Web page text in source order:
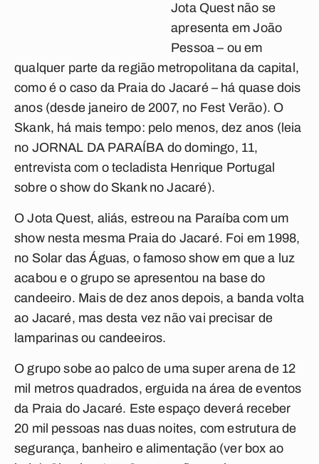
Jota Quest não se
apresenta em João
Pessoa – ou em
qualquer parte da região metropolitana da capital,
como é o caso da Praia do Jacaré – há quase dois
anos (desde janeiro de 2007, no Fest Verão). O
Skank, há mais tempo: pelo menos, dez anos (leia
no JORNAL DA PARAÍBA do domingo, 11,
entrevista com o tecladista Henrique Portugal
sobre o show do Skank no Jacaré).
O Jota Quest, aliás, estreou na Paraíba com um
show nesta mesma Praia do Jacaré. Foi em 1998,
no Solar das Águas, o famoso show em que a luz
acabou e o grupo se apresentou na base do
candeeiro. Mais de dez anos depois, a banda volta
ao Jacaré, mas desta vez não vai precisar de
lamparinas ou candeeiros.
O grupo sobe ao palco de uma super arena de 12
mil metros quadrados, erguida na área de eventos
da Praia do Jacaré. Este espaço deverá receber
20 mil pessoas nas duas noites, com estrutura de
segurança, banheiro e alimentação (ver box ao